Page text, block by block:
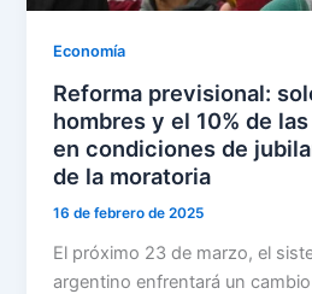
Economía
Reforma previsional:
hombres y el 10% de
en condiciones de
de la moratoria
16 de febrero de 2025
El próximo 23 de marzo, el
argentino enfrentará un